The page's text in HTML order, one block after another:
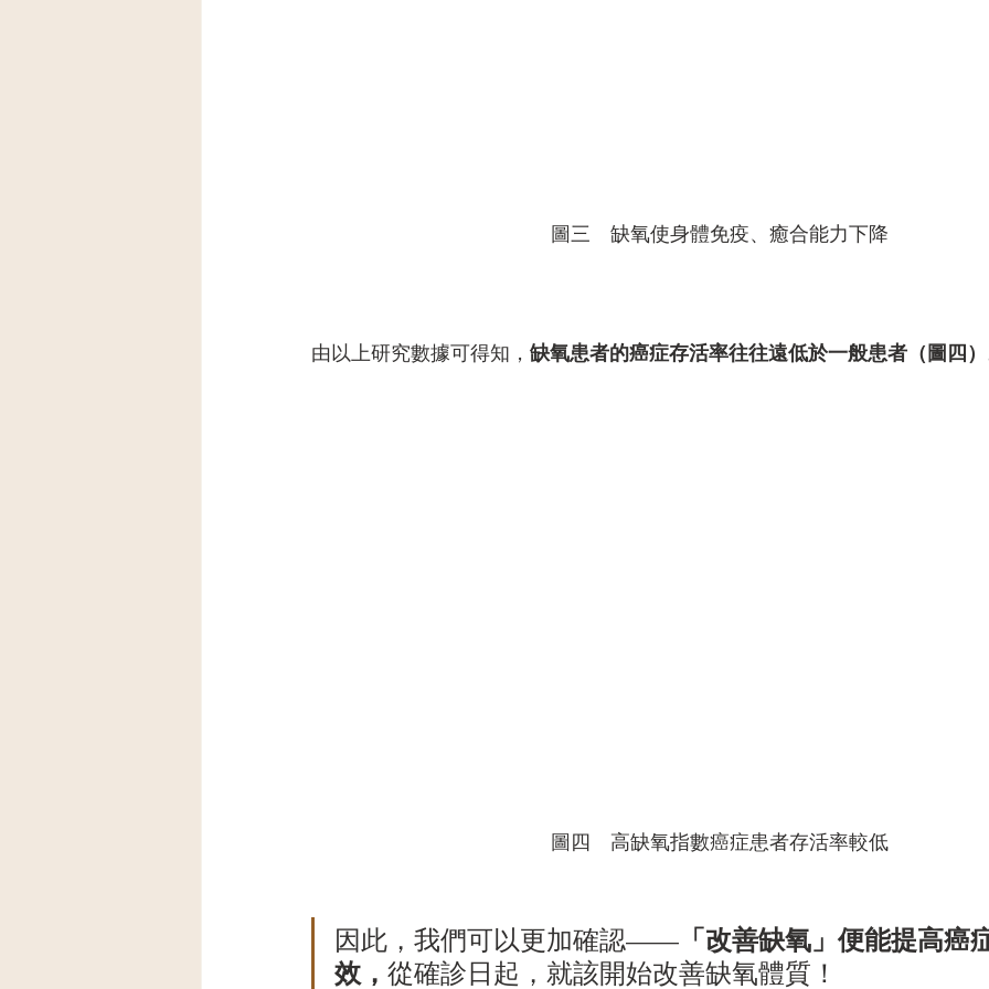
圖三　缺氧使身體免疫、癒合能力下降
由以上研究數據可得知， 缺氧患者的癌症存活率往往遠低於一般患者（圖四
圖四　高缺氧指數癌症患者存活率較低
因此，我們可以更加確認—— 「改善缺氧」便能提高癌
效， 從確診日起，就該開始改善缺氧體質！